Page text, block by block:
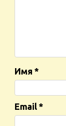
Имя *
Email *